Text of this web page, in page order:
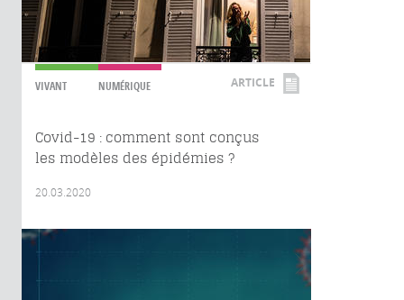
VIVANT NUMÉRIQUE ARTICLE
Covid-19 : comment sont conçus
les modèles des épidémies ?
20.03.2020